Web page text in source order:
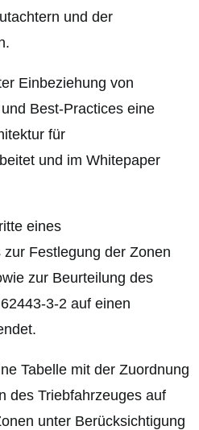
und der
Einbeziehung von
Best-Practices eine
für
und im Whitepaper
eines
Festlegung der Zonen
zur Beurteilung des
3-2 auf einen
Tabelle mit der Zuordnung
des Triebfahrzeuges auf
unter Berücksichtigung